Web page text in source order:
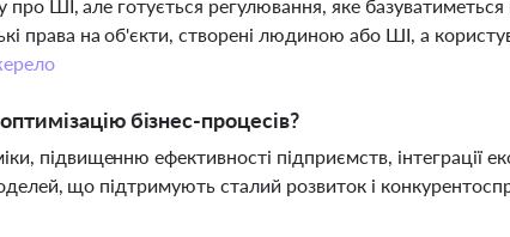
про ШІ, але готується регулювання, яке
права на об'єкти, створені людиною або ШІ, а
бізнес-процесів?
підвищенню ефективності підприємств, інтеграції
що підтримують сталий розвиток і